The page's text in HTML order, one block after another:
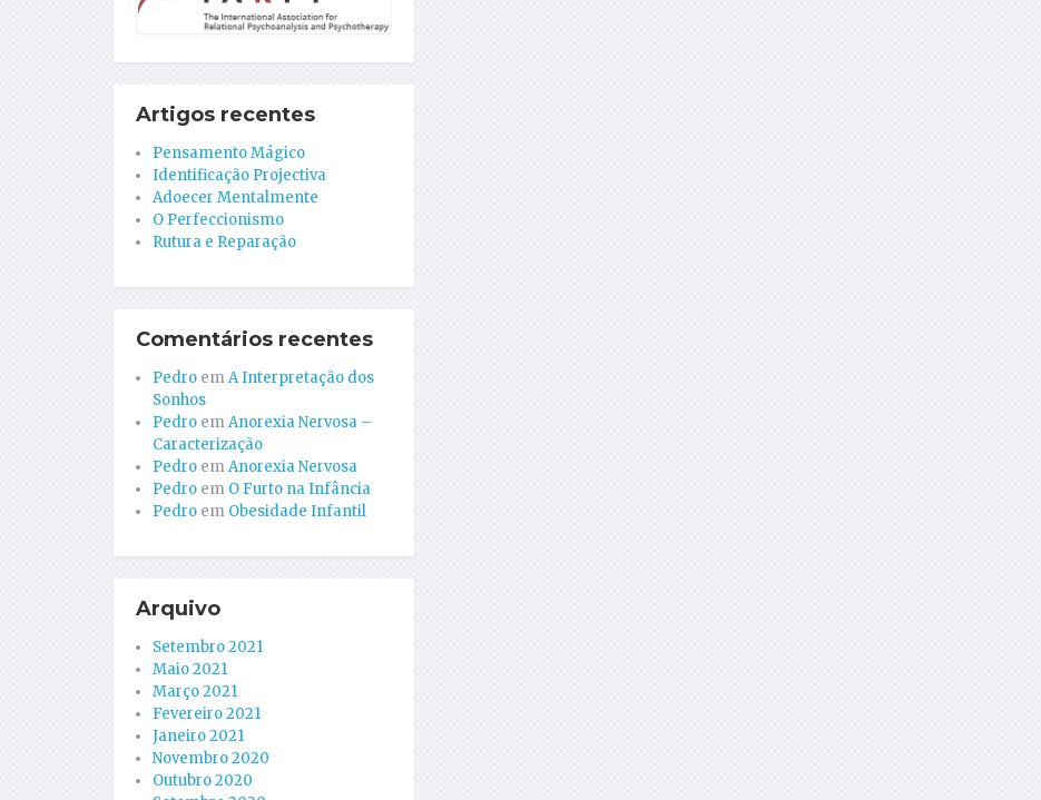
Artigos recentes
Pensamento Mágico
Identificação Projectiva
Adoecer Mentalmente
O Perfeccionismo
Rutura e Reparação
Comentários recentes
Pedro emA Interpretação dos
Sonhos
Pedro emAnorexia Nervosa –
Caracterização
Pedro emAnorexia Nervosa
Pedro em O Furto na Infância
Pedro em Obesidade Infantil
Arquivo
Setembro 2021
Maio 2021
Março 2021
Fevereiro 2021
Janeiro 2021
Novembro 2020
Outubro 2020